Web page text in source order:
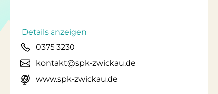
Details anzeigen
0375 3230
kontakt@spk-zwickau.de
www.spk-zwickau.de